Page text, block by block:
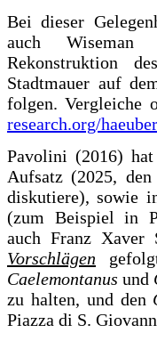
Bei dieser
auch Wiseman
Rekonstruktion
Stadtmauer auf
folgen. Vergleiche
research.org/
Pavolini (2016)
Aufsatz (2025,
diskutiere), sowie
(zum Beispiel in
auch Franz Xaver
Vorschlägen
Caelemontanus und
zu halten, und den
Piazza di S.